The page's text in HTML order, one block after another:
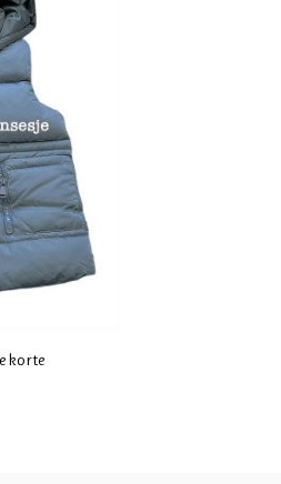
korte